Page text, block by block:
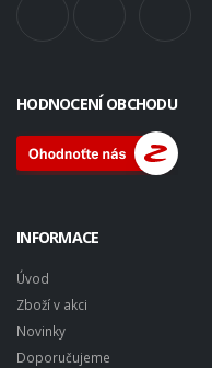
HODNOCENÍ OBCHODU
INFORMACE
Úvod
Zboží v akci
Novinky
Doporučujeme